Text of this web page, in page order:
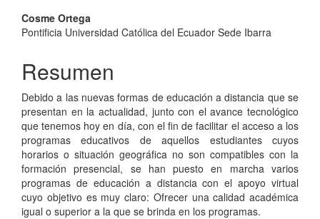
Contenido
principal
del
artículo
Cosme Ortega
Pontificia Universidad Católica del Ecuador Sede Ibarra
Resumen
Debido a las nuevas formas de educación a distancia que se
presentan en la actualidad, junto con el avance tecnológico
que tenemos hoy en día, con el fin de facilitar el acceso a los
programas educativos de aquellos estudiantes cuyos
horarios o situación geográfica no son compatibles con la
formación presencial, se han puesto en marcha varios
programas de educación a distancia con el apoyo virtual
cuyo objetivo es muy claro: Ofrecer una calidad académica
igual o superior a la que se brinda en los programas.